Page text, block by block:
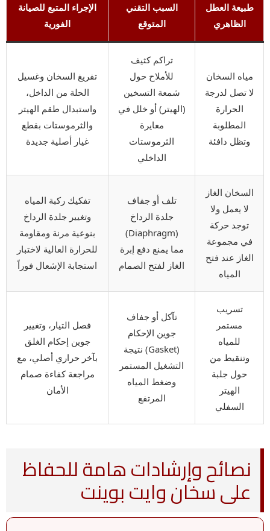
طبيعة العطل
الظاهري
السبب التقني
المتوقع
الإجراء المتبع للصيانة
الفورية
مياه السخان
لا تصل لدرجة
الحرارة
المطلوبة
وتظل دافئة
تراكم كثيف
للأملاح حول
شمعة التسخين
(الهيتر) أو خلل في
معايرة
الثرموستات
الداخلي
تفريغ السخان وغسيل
الحلة من الداخل،
واستبدال طقم الهيتر
والثرموستات بقطع
غيار أصلية جديدة
السخان الغاز
لا يعمل ولا
توجد حركة
في مجموعة
الغاز عند فتح
المياه
تلف أو جفاف
جلدة الرداخ
(Diaphragm)
مما يمنع دفع إبرة
الغاز لفتح الصمام
تفكيك ركبة المياه
وتغيير جلدة الرداخ
بنوعية مرنة ومقاومة
للحرارة العالية لاختبار
استجابة الإشعال فوراً
تسريب
مستمر
للمياه
وتنقيط من
حول جلبة
الهيتر
السفلي
تآكل أو جفاف
جوين الإحكام
(Gasket) نتيجة
التشغيل المستمر
وضغط المياه
المرتفع
فصل التيار، وتغيير
جوين إحكام الغلق
بآخر حراري أصلي، مع
مراجعة كفاءة صمام
الأمان
نصائح وإرشادات هامة للحفاظ
على سخان وايت بوينت